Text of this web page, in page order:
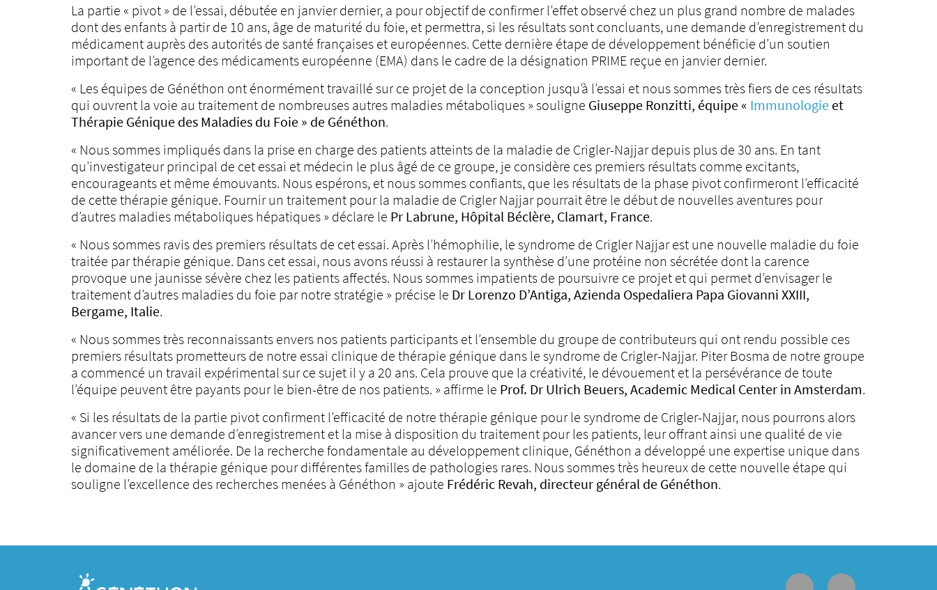
La partie « pivot » de l’essai, débutée en janvier dernier, a pour objectif de confirmer l’effet observé chez un plus grand nombre de malades
dont des enfants à partir de 10 ans, âge de maturité du foie, et permettra, si les résultats sont concluants, une demande d’enregistrement du
médicament auprès des autorités de santé françaises et européennes. Cette dernière étape de développement bénéficie d’un soutien
important de l’agence des médicaments européenne (EMA) dans le cadre de la désignation PRIME reçue en janvier dernier.
« Les équipes de Généthon ont énormément travaillé sur ce projet de la conception jusqu’à l’essai et nous sommes très fiers de ces résultats
qui ouvrent la voie au traitement de nombreuses autres maladies métaboliques » souligne Giuseppe Ronzitti, équipe « Immunologie et
Thérapie Génique des Maladies du Foie » de Généthon.
« Nous sommes impliqués dans la prise en charge des patients atteints de la maladie de Crigler-Najjar depuis plus de 30 ans. En tant
qu’investigateur principal de cet essai et médecin le plus âgé de ce groupe, je considère ces premiers résultats comme excitants,
encourageants et même émouvants. Nous espérons, et nous sommes confiants, que les résultats de la phase pivot confirmeront l’efficacité
de cette thérapie génique. Fournir un traitement pour la maladie de Crigler Najjar pourrait être le début de nouvelles aventures pour
d’autres maladies métaboliques hépatiques » déclare le Pr Labrune, Hôpital Béclère, Clamart, France.
« Nous sommes ravis des premiers résultats de cet essai. Après l’hémophilie, le syndrome de Crigler Najjar est une nouvelle maladie du foie
traitée par thérapie génique. Dans cet essai, nous avons réussi à restaurer la synthèse d’une protéine non sécrétée dont la carence
provoque une jaunisse sévère chez les patients affectés. Nous sommes impatients de poursuivre ce projet et qui permet d’envisager le
traitement d’autres maladies du foie par notre stratégie » précise le Dr Lorenzo D’Antiga, Azienda Ospedaliera Papa Giovanni XXIII,
Bergame, Italie.
« Nous sommes très reconnaissants envers nos patients participants et l’ensemble du groupe de contributeurs qui ont rendu possible ces
premiers résultats prometteurs de notre essai clinique de thérapie génique dans le syndrome de Crigler-Najjar. Piter Bosma de notre groupe
a commencé un travail expérimental sur ce sujet il y a 20 ans. Cela prouve que la créativité, le dévouement et la persévérance de toute
l’équipe peuvent être payants pour le bien-être de nos patients. » affirme le Prof. Dr Ulrich Beuers, Academic Medical Center in Amsterdam.
« Si les résultats de la partie pivot confirment l’efficacité de notre thérapie génique pour le syndrome de Crigler-Najjar, nous pourrons alors
avancer vers une demande d’enregistrement et la mise à disposition du traitement pour les patients, leur offrant ainsi une qualité de vie
significativement améliorée. De la recherche fondamentale au développement clinique, Généthon a développé une expertise unique dans
le domaine de la thérapie génique pour différentes familles de pathologies rares. Nous sommes très heureux de cette nouvelle étape qui
souligne l’excellence des recherches menées à Généthon » ajoute Frédéric Revah, directeur général de Généthon.